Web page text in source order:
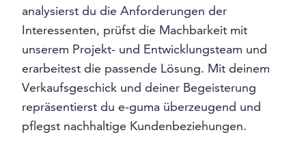
analysierst du die Anforderungen der
Interessenten, prüfst die Machbarkeit mit
unserem Projekt- und Entwicklungsteam und
erarbeitest die passende Lösung. Mit deinem
Verkaufsgeschick und deiner Begeisterung
repräsentierst du e-guma überzeugend und
pflegst nachhaltige Kundenbeziehungen.